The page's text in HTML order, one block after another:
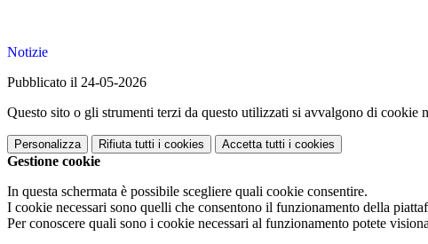
Notizie
Pubblicato il 24-05-2026
Questo sito o gli strumenti terzi da questo utilizzati si avvalgono di cookie
Personalizza Rifiuta tutti i cookies Accetta tutti i cookies
Gestione cookie
In questa schermata è possibile scegliere quali cookie consentire.
I cookie necessari sono quelli che consentono il funzionamento della
Per conoscere quali sono i cookie necessari al funzionamento potete